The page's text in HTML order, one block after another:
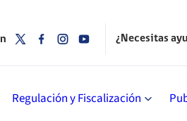
Regulación y Fiscalización
¿Necesitas